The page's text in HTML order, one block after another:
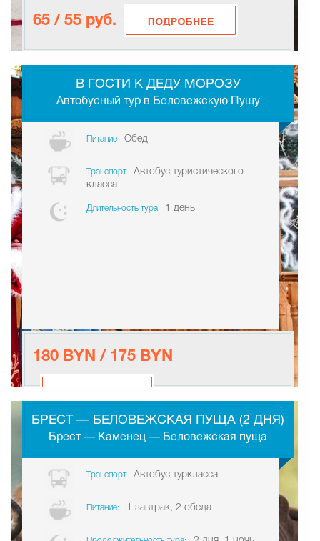
65 / 55 руб.
В ГОСТИ К ДЕДУ МОРОЗУ
Автобусный тур в Беловежскую Пущу
Питание Обед
Транспорт
Автобус туристического
класса
Длительность тура 1 день
180 BYN / 175 BYN
-
БРЕСТ — БЕЛОВЕЖСКАЯ ПУЩА (2 ДНЯ)
Брест — Каменец — Беловежская пуща
Транспорт Автобус туркласса
Питание: 1 завтрак, 2 обеда
-